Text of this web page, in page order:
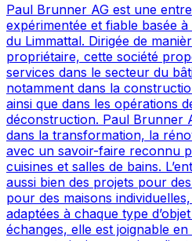
Paul Brunner AG est une
expérimentée et fiable basée
du Limmattal. Dirigée de
propriétaire, cette société
services dans le secteur du
notamment dans la
ainsi que dans les opérations
déconstruction. Paul Brunner
dans la transformation, la
avec un savoir-faire reconnu
cuisines et salles de bains.
aussi bien des projets pour
pour des maisons
adaptées à chaque type
échanges, elle est joignable